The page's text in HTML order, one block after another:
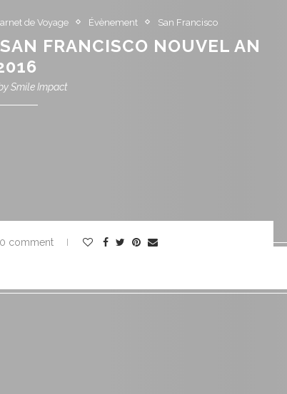
de Voyage Évènement San Francisco
FRANCISCO NOUVEL AN
Smile Impact
0 comment